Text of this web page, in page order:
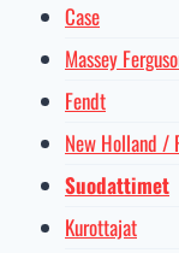
Case
Massey
Fendt
New Holland /
Suodattimet
Kurottajat